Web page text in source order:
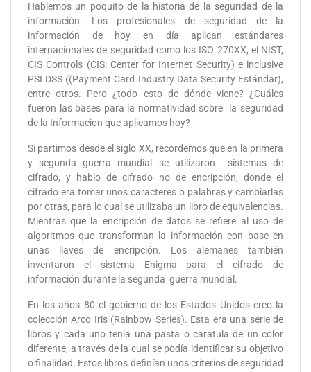
Hablemos un poquito de la historia de la seguridad de la
información. Los profesionales de seguridad de la
información de hoy en día aplican estándares
internacionales de seguridad como los ISO 270XX, el NIST,
CIS Controls (CIS: Center for Internet Security) e inclusive
PSI DSS ((Payment Card Industry Data Security Estándar),
entre otros. Pero ¿todo esto de dónde viene? ¿Cuáles
fueron las bases para la normatividad sobre la seguridad
de la Informacion que aplicamos hoy?
Si partimos desde el siglo XX, recordemos que en la primera
y segunda guerra mundial se utilizaron sistemas de
cifrado, y hablo de cifrado no de encripción, donde el
cifrado era tomar unos caracteres o palabras y cambiarlas
por otras, para lo cual se utilizaba un libro de equivalencias.
Mientras que la encripción de datos se refiere al uso de
algoritmos que transforman la información con base en
unas llaves de encripción. Los alemanes también
inventaron el sistema Enigma para el cifrado de
información durante la segunda guerra mundial.
En los años 80 el gobierno de los Estados Unidos creo la
colección Arco Iris (Rainbow Series). Esta era una serie de
libros y cada uno tenía una pasta o caratula de un color
diferente, a través de la cual se podía identificar su objetivo
o finalidad. Estos libros definían unos criterios de seguridad